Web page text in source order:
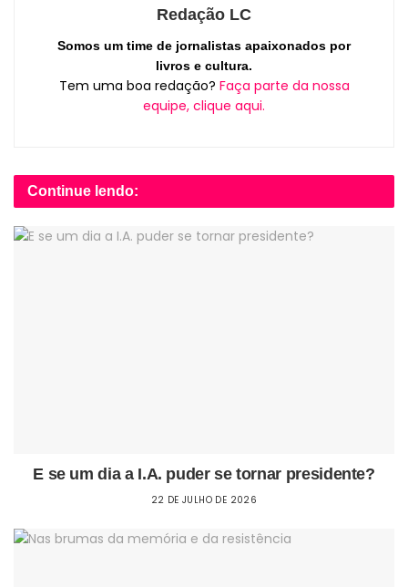
Redação LC
Somos um time de jornalistas apaixonados por
livros e cultura.
Tem uma boa redação? Faça parte da nossa
equipe, clique aqui.
Continue lendo:
E se um dia a I.A. puder se tornar presidente?
22 DE JULHO DE 2026